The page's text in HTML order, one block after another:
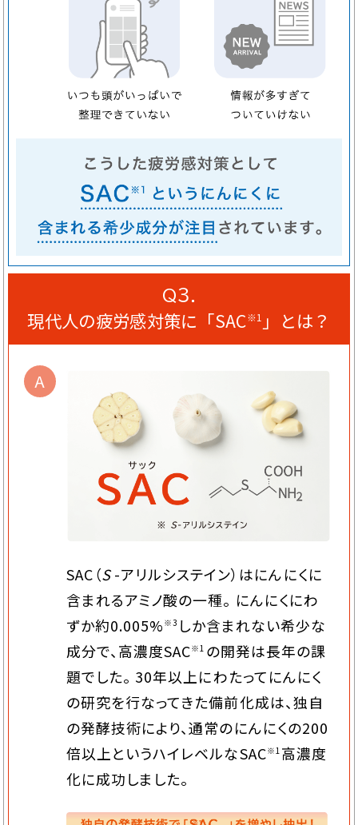
Q３.
現代人の疲労感対策に「SAC※1 」とは？
A
SAC（S-アリルシステイン）はにんにくに
含まれるアミノ酸の一種。 にんにくにわ
ずか約0.005% ※3 しか含まれない希少な
成分で、高濃度SAC※1 の開発は長年の課
題でした。 30年以上にわたってにんにく
の研究を行なってきた備前化成は、独自
の発酵技術により、通常のにんにくの200
倍以上というハイレベルなSAC※1 高濃度
化に成功しました。